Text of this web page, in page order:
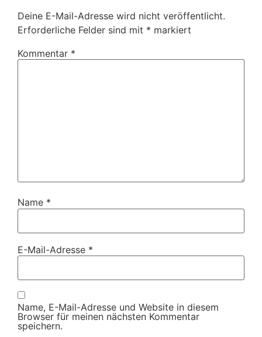
Deine E-Mail-Adresse wird nicht veröffentlicht.
Erforderliche Felder sind mit * markiert
Kommentar *
Name *
E-Mail-Adresse *
Name, E-Mail-Adresse und Website in diesem
Browser für meinen nächsten Kommentar
speichern.